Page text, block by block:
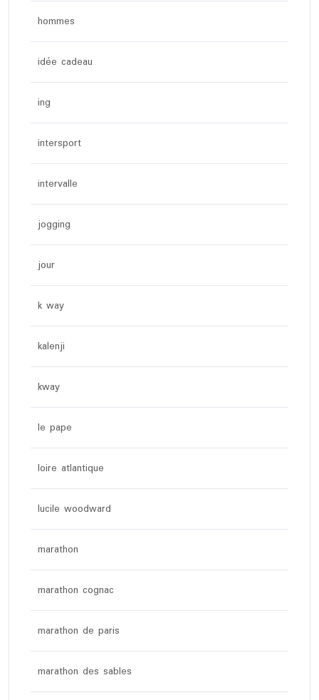
hommes
idée cadeau
ing
intersport
intervalle
jogging
jour
k way
kalenji
kway
le pape
loire atlantique
lucile woodward
marathon
marathon cognac
marathon de paris
marathon des sables